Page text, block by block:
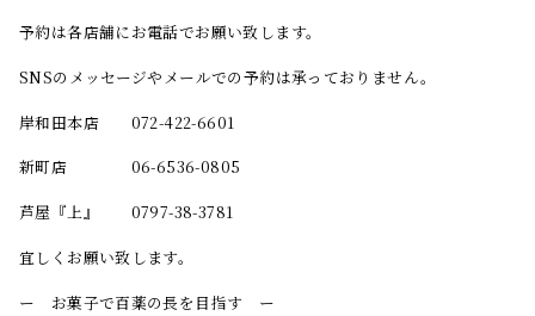
予約は各店舗にお電話でお願い致します。
SNSのメッセージやメールでの予約は承っておりません。
岸和田本店 072-422-6601
新町店 06-6536-0805
芦屋『上』 0797-38-3781
宜しくお願い致します。
ー お菓子で百薬の長を目指す ー